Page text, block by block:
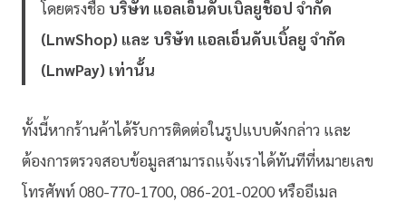
โดยตรงชื่อ บริษัท แอลเอ็นดับเบิ้ลยูช็อป จำกัด
(LnwShop) และ บริษัท แอลเอ็นดับเบิ้ลยู จำกัด
(LnwPay) เท่านั้น
ทั้งนี้หากร้านค้าได้รับการติดต่อในรูปแบบดังกล่าว และ
ต้องการตรวจสอบข้อมูลสามารถแจ้งเราได้ทันทีที่หมายเลข
โทรศัพท์ 080-770-1700, 086-201-0200 หรืออีเมล